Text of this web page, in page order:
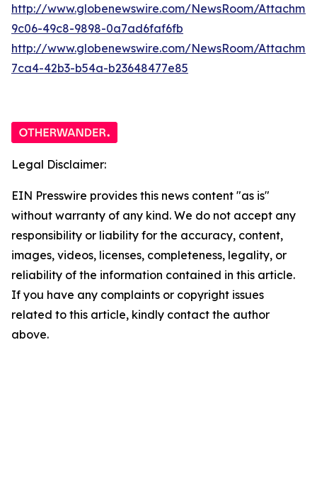
http://www.globenewswire.com/NewsRoom/
9c06-49c8-9898-0a7ad6faf6fb
http://www.globenewswire.com/NewsRoom/
7ca4-42b3-b54a-b23648477e85
Legal Disclaimer:
EIN Presswire provides this news content "as is"
without warranty of any kind. We do not accept any
responsibility or liability for the accuracy, content,
images, videos, licenses, completeness, legality, or
reliability of the information contained in this article.
If you have any complaints or copyright issues
related to this article, kindly contact the author
above.